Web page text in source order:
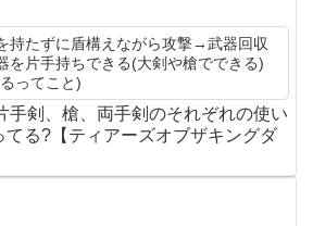
持たずに盾構えながら攻撃→武器回収
を片手持ちできる(大剣や槍でできる)
ってこと)
手剣、槍、両手剣のそれぞれの使い
てる?【ティアーズオブザキングダ